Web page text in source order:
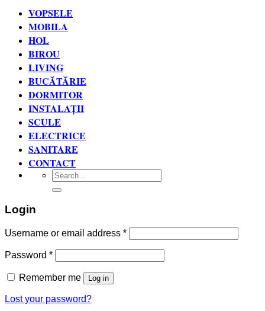
VOPSELE
MOBILA
HOL
BIROU
LIVING
BUCĂTĂRIE
DORMITOR
INSTALAȚII
SCULE
ELECTRICE
SANITARE
CONTACT
Search
for:
Login
Username or email address *
Password *
Remember me Log in
Lost your password?